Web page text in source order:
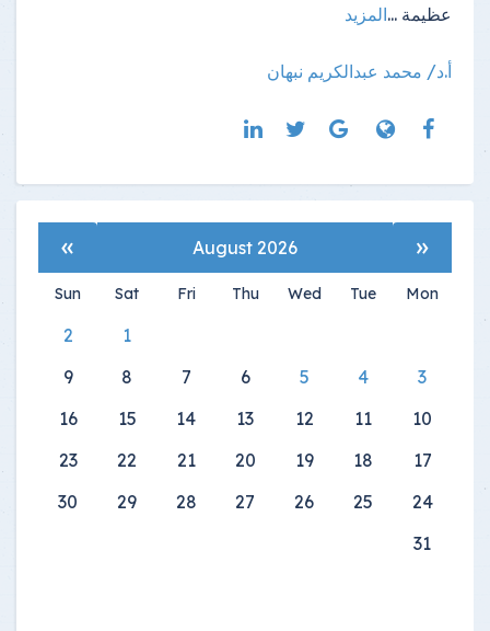
عظيمة ...المزيد
أ.د/ محمد عبدالكريم نبهان
«
August 2026
»
Mon
Tue
Wed
Thu
Fri
Sat
Sun
1
2
3
4
5
6
7
8
9
10
11
12
13
14
15
16
17
18
19
20
21
22
23
24
25
26
27
28
29
30
31